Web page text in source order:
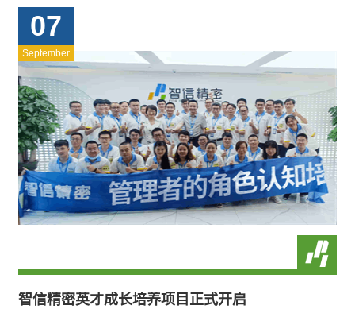
07
September
智信精密英才成长培养项目正式开启